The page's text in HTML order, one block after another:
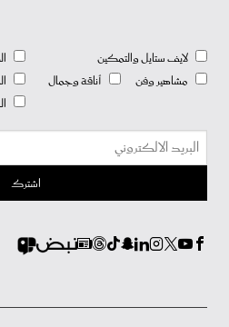
لايف ستايل والتمكين
مشاهير وفن
أناقة وجمال